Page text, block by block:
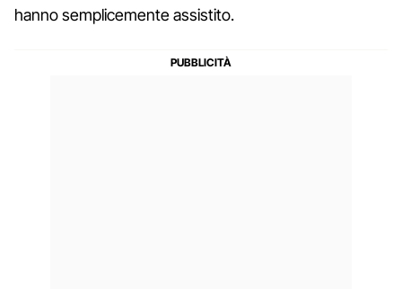
hanno semplicemente assistito.